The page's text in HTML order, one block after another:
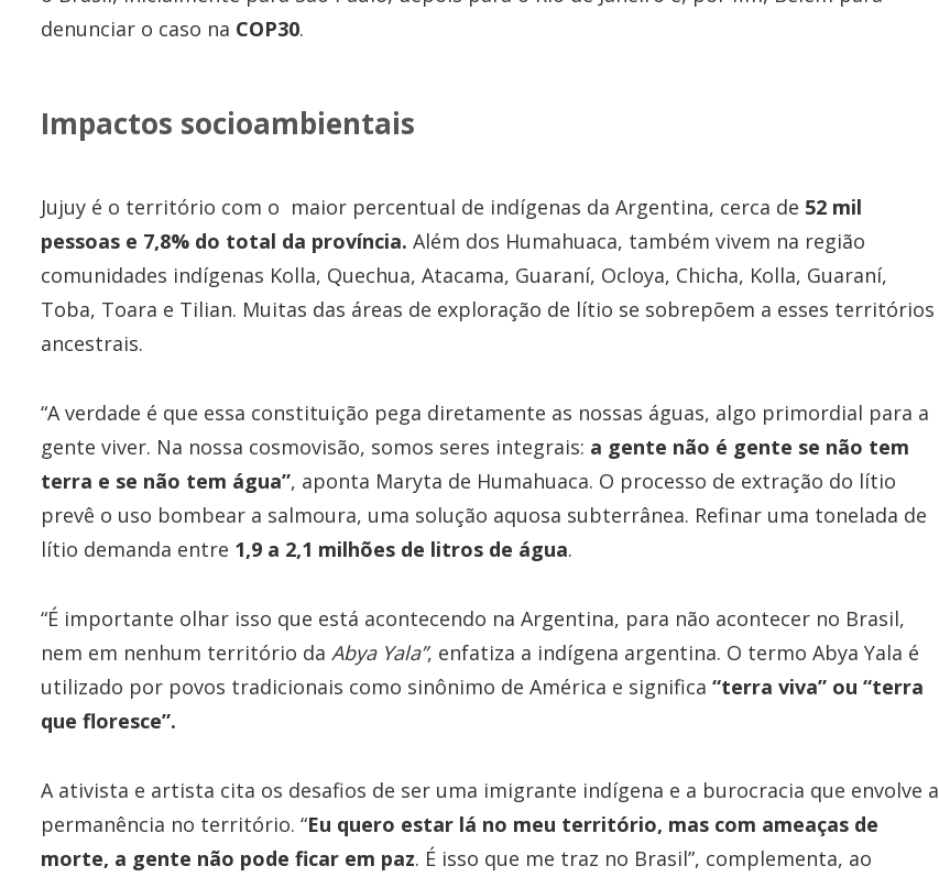
denunciar o caso na COP30.
Impactos socioambientais
Jujuy é o território com o maior percentual de indígenas da Argentina, cerca de 52 mil
pessoas e 7,8% do total da província. Além dos Humahuaca, também vivem na região
comunidades indígenas Kolla, Quechua, Atacama, Guaraní, Ocloya, Chicha, Kolla, Guaraní,
Toba, Toara e Tilian. Muitas das áreas de exploração de lítio se sobrepõem a esses territórios
ancestrais.
“A verdade é que essa constituição pega diretamente as nossas águas, algo primordial para a
gente viver. Na nossa cosmovisão, somos seres integrais: a gente não é gente se não tem
terra e se não tem água”, aponta Maryta de Humahuaca. O processo de extração do lítio
prevê o uso bombear a salmoura, uma solução aquosa subterrânea. Refinar uma tonelada de
lítio demanda entre 1,9 a 2,1 milhões de litros de água.
“É importante olhar isso que está acontecendo na Argentina, para não acontecer no Brasil,
nem em nenhum território da Abya Yala”, enfatiza a indígena argentina. O termo Abya Yala é
utilizado por povos tradicionais como sinônimo de América e significa “terra viva” ou “terra
que floresce”.
A ativista e artista cita os desafios de ser uma imigrante indígena e a burocracia que envolve a
permanência no território. “Eu quero estar lá no meu território, mas com ameaças de
morte, a gente não pode ficar em paz. É isso que me traz no Brasil”, complementa, ao